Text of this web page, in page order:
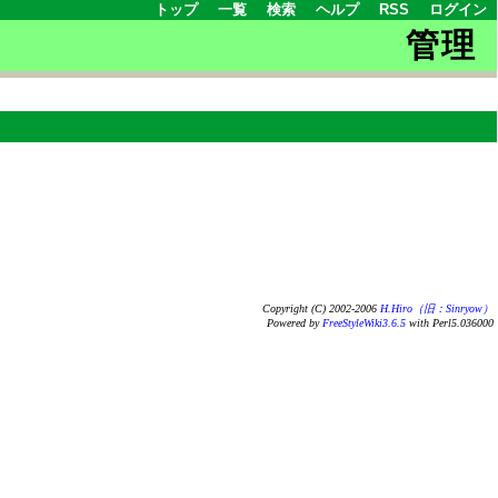
トップ 一覧 検索 ヘルプ RSS ログイン
管理
Copyright (C) 2002-2006 H.Hiro（旧：Sinryow）
Powered by FreeStyleWiki3.6.5 with Perl5.036000